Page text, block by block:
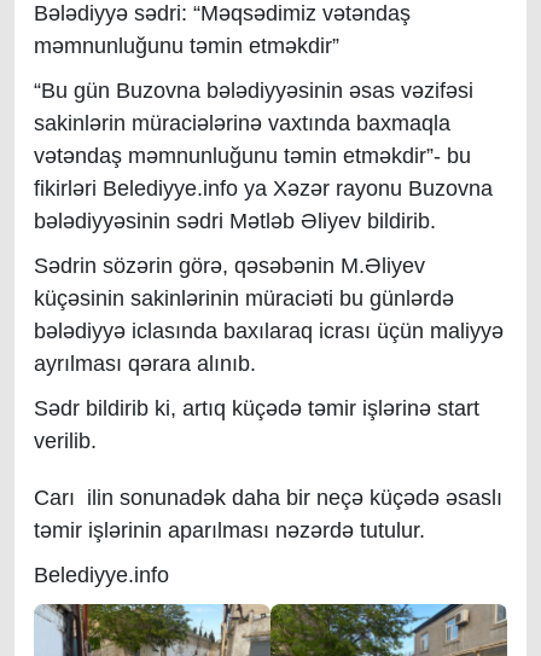
Bələdiyyə sədri: “Məqsədimiz vətəndaş
məmnunluğunu təmin etməkdir”
“Bu gün Buzovna bələdiyyəsinin əsas vəzifəsi
sakinlərin müraciələrinə vaxtında baxmaqla
vətəndaş məmnunluğunu təmin etməkdir”- bu
fikirləri Belediyye.info ya Xəzər rayonu Buzovna
bələdiyyəsinin sədri Mətləb Əliyev bildirib.
Sədrin sözərin görə, qəsəbənin M.Əliyev
küçəsinin sakinlərinin müraciəti bu günlərdə
bələdiyyə iclasında baxılaraq icrası üçün maliyyə
ayrılması qərara alınıb.
Sədr bildirib ki, artıq küçədə təmir işlərinə start
verilib.
Carı ilin sonunadək daha bir neçə küçədə əsaslı
təmir işlərinin aparılması nəzərdə tutulur.
Belediyye.info